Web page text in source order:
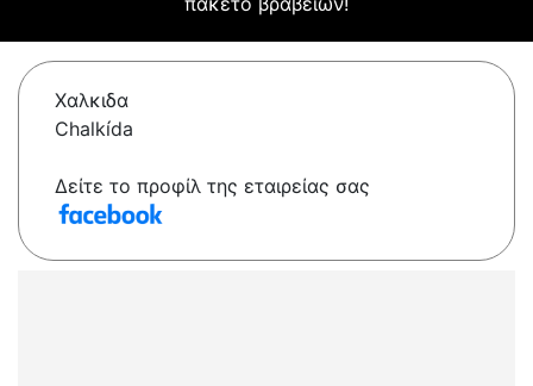
Χαλκιδα
Chalkída
Δείτε το προφίλ της εταιρείας σας